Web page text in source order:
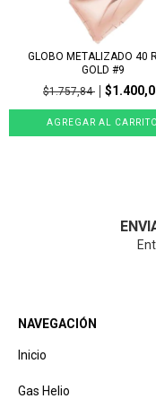
GLOBO METALIZADO 40
GOLD #9
$1.757,84
NAVEGACIÓN
Inicio
Gas Helio